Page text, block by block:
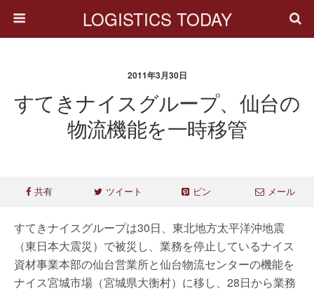
LOGISTICS TODAY
2011年3月30日
すてきナイスグループ、仙台の
物流機能を一時移管
共有 ツイート ピン メール
すてきナイスグループは30日、東北地方太平洋沖地震
（東日本大震災）で被災し、業務を停止しているナイス
資材事業本部の仙台営業所と仙台物流センターの機能を
ナイス宮城市場（宮城県大衡村）に移し、28日から業務